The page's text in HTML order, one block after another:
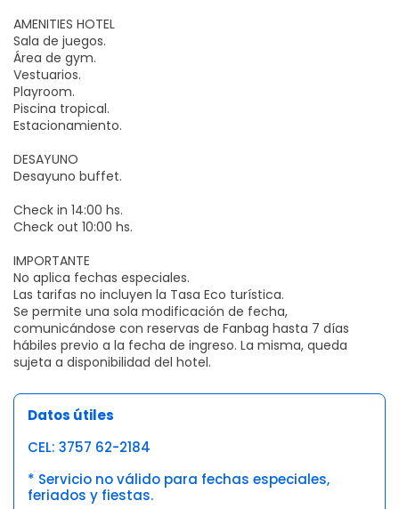
AMENITIES HOTEL
Sala de juegos.
Área de gym.
Vestuarios.
Playroom.
Piscina tropical.
Estacionamiento.
DESAYUNO
Desayuno buffet.
Check in 14:00 hs.
Check out 10:00 hs.
IMPORTANTE
No aplica fechas especiales.
Las tarifas no incluyen la Tasa Eco turística.
Se permite una sola modificación de fecha,
comunicándose con reservas de Fanbag hasta 7 días
hábiles previo a la fecha de ingreso. La misma, queda
sujeta a disponibilidad del hotel.
Datos útiles
CEL: 3757 62-2184
* Servicio no válido para fechas especiales,
feriados y fiestas.